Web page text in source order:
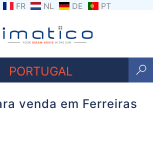
FR NL DE PT
PORTUGAL
venda em Ferreiras